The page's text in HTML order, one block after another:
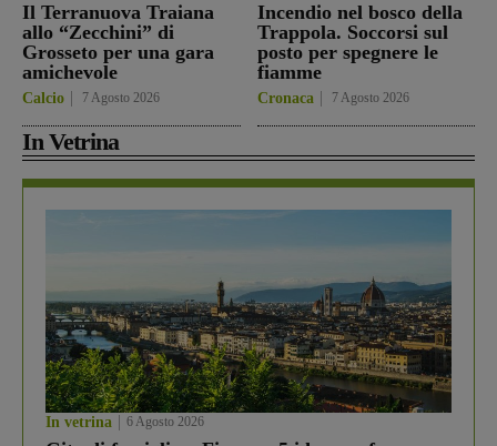
Il Terranuova Traiana
allo “Zecchini” di
Grosseto per una gara
amichevole
Calcio 7 Agosto 2026
Incendio nel bosco della
Trappola. Soccorsi sul
posto per spegnere le
fiamme
Cronaca 7 Agosto 2026
In Vetrina
In vetrina 6 Agosto 2026